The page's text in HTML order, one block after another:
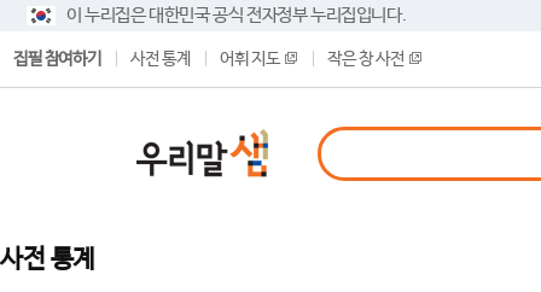
이 누리집은 대한민국 공식 전자정부 누리집입니다.
집필 참여하기 사전 통계 어휘 지도 작은 창 사전
사전 통계